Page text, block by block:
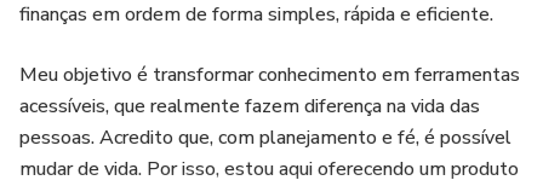
finanças em ordem de forma simples, rápida e eficiente.
Meu objetivo é transformar conhecimento em ferramentas
acessíveis, que realmente fazem diferença na vida das
pessoas. Acredito que, com planejamento e fé, é possível
mudar de vida. Por isso, estou aqui oferecendo um produto